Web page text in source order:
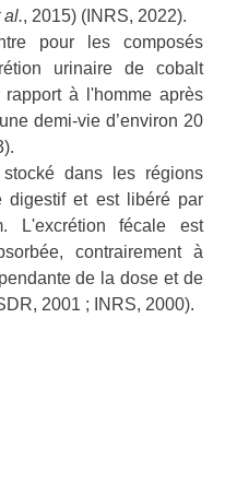
al., 2015) (INRS, 2022).
pour les composés
urinaire de cobalt
à l'homme après
demi-vie d’environ 20
dans les régions
digestif et est libéré par
L'excrétion fécale est
contrairement à
de la dose et de
2001 ; INRS, 2000).